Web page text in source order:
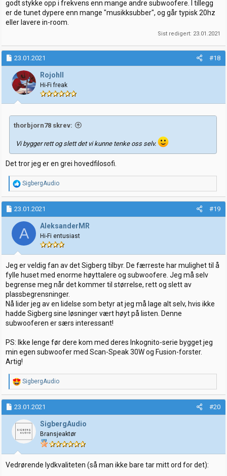
godt stykke opp i frekvens enn mange andre subwoofere. I tillegg
er de tunet dypere enn mange "musikksubber", og går typisk 20hz
eller lavere in-room.
Sist redigert: 23.01.2021
23.01.2021 #18
RojohII
Hi-Fi freak
thorbjorn78 skrev:
Vi bygger rett og slett det vi kunne tenke oss selv.
Det tror jeg er en grei hovedfilosofi.
R
e
a
k
s
j
o
e
r
:
SigbergAudio
23.01.2021 #19
A AleksanderMR
Hi-Fi entusiast
Jeg er veldig fan av det Sigberg tilbyr. De færreste har mulighet til å
fylle huset med enorme høyttalere og subwoofere. Jeg må selv
begrense meg når det kommer til størrelse, rett og slett av
plassbegrensninger.
Nå lider jeg av en lidelse som betyr at jeg må lage alt selv, hvis ikke
hadde Sigberg sine løsninger vært høyt på listen. Denne
subwooferen er særs interessant!
PS: Ikke lenge før dere kom med deres Inkognito-serie bygget jeg
min egen subwoofer med Scan-Speak 30W og Fusion-forster.
Artig!
R
e
a
k
s
j
o
e
r
:
SigbergAudio
23.01.2021 #20
SigbergAudio
Bransjeaktør
Vedrørende lydkvaliteten (så man ikke bare tar mitt ord for det):